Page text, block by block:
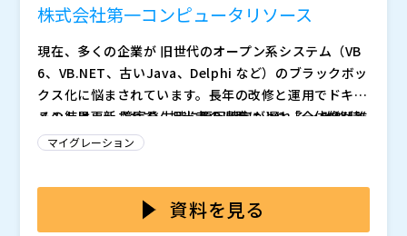
株式会社第一コンピュータリソース
現在、多くの企業が 旧世代のオープン系システム（VB
6、VB.NET、古いJava、Delphi など）のブラックボッ
クス化に悩まされています。長年の改修と運用でドキュ
メントは更新されず、担当者の退職により「全体像が誰
にも分からない」という状態が発生しています。
その結果、 ・障害発生時に原因特定が遅れる ・改修時
の影響範囲が読めずリスクが高い ・工数見積もりが曖
す。 そこで必要になるのが、ソースコードを正しく読
み解き、現行仕様を可視化すること（ドキュメント化）
マイグレーション
資料を見る